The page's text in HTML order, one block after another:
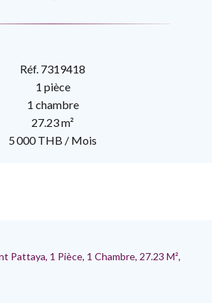
Réf. 7319418
1 pièce
1 chambre
27.23 m²
5 000 THB / Mois
Pattaya, 1 Pièce, 1 Chambre, 27.23 M²,